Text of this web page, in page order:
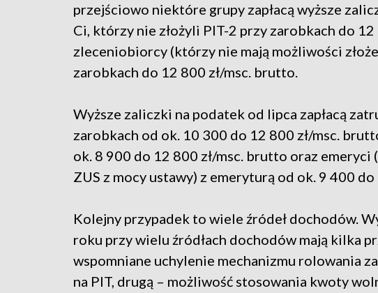
przejściowo niektóre grupy zapłacą wyższe
Ci, którzy nie złożyli PIT-2 przy zarobkach do
zleceniobiorcy (którzy nie mają możliwości
zarobkach do 12 800 zł/msc. brutto.
Wyższe zaliczki na podatek od lipca zapłacą
zarobkach od ok. 10 300 do 12 800 zł/msc.
ok. 8 900 do 12 800 zł/msc. brutto oraz
ZUS z mocy ustawy) z emeryturą od ok. 9 400
Kolejny przypadek to wiele źródeł dochodów.
roku przy wielu źródłach dochodów mają kilka
wspomniane uchylenie mechanizmu rolowania
na PIT, drugą – możliwość stosowania kwoty